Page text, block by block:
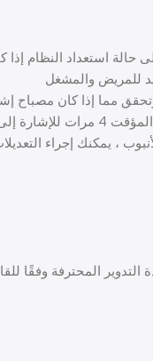
حالة استعداد النظام
للمريض والمشغل
مما إذا كان مصباح
طبيعي
، يمكنك إجراء التعديلات
المحترفة وفقًا